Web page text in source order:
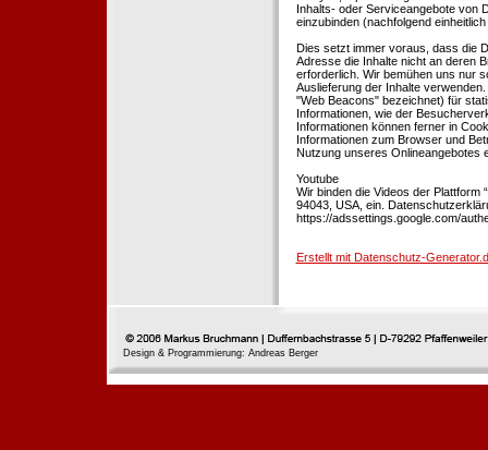
Inhalts- oder Serviceangebote von
einzubinden (nachfolgend
Dies setzt immer voraus, dass die
Adresse die Inhalte nicht an deren
erforderlich. Wir bemühen uns nur
Auslieferung der Inhalte
"Web Beacons" bezeichnet) für
Informationen, wie der
Informationen können ferner in
Informationen zum Browser und
Nutzung unseres Onlineangebotes
Youtube
Wir binden die Videos der Plattform
94043, USA, ein.
https://adssettings.google.com/
Erstellt mit Datenschutz-
Design & Programmierung: Andreas Berger